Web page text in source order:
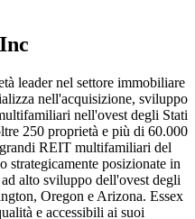
leader nel settore immobiliare
nell'acquisizione, sviluppo
nell'ovest degli Stati
250 proprietà e più di 60.000
REIT multifamiliari del
strategicamente posizionate in
alto sviluppo dell'ovest degli
Oregon e Arizona. Essex
e accessibili ai suoi